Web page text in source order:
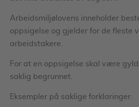
Arbeidsmiljølovens inneholder
oppsigelse og gjelder for de fleste
arbeidstakere.
For at en oppsigelse skal være
saklig begrunnet.
Eksempler på saklige forklaringer: